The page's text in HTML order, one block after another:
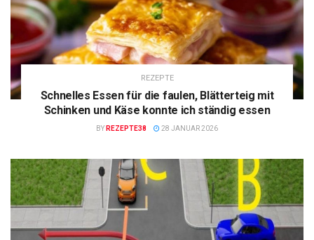
REZEPTE
Schnelles Essen für die faulen, Blätterteig mit
Schinken und Käse konnte ich ständig essen
BY REZEPTE38 28 JANUAR 2026